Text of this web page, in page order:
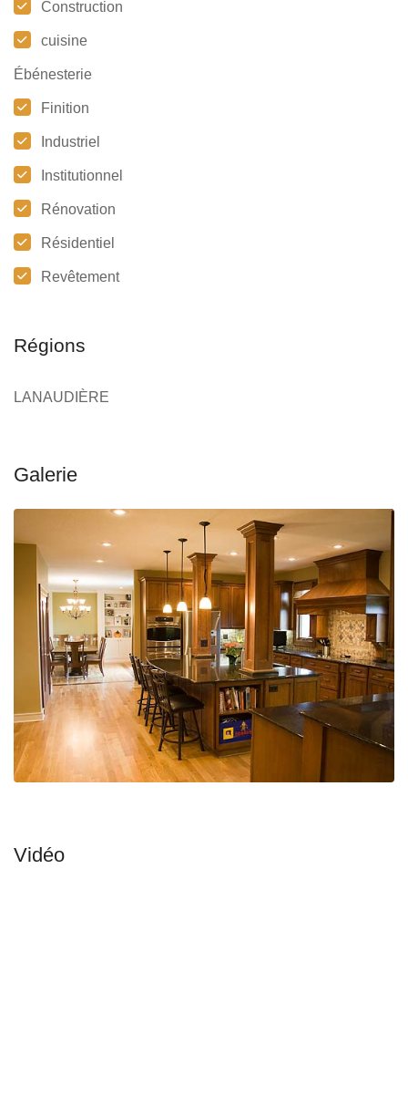
Construction
cuisine
Ébénesterie
Finition
Industriel
Institutionnel
Rénovation
Résidentiel
Revêtement
Régions
LANAUDIÈRE